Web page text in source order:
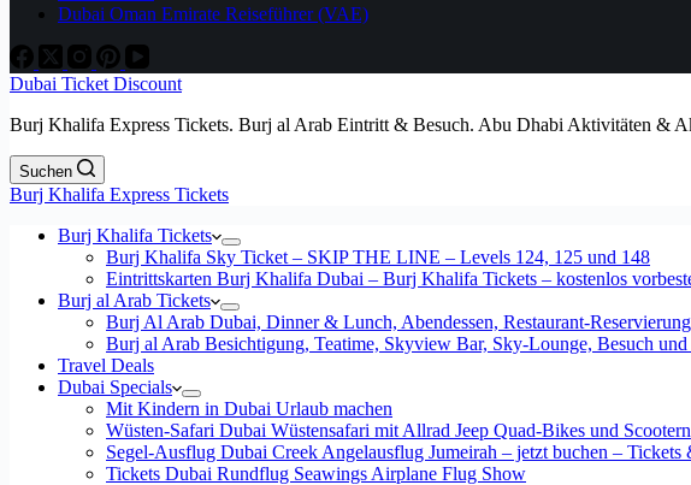
Dubai Oman Emirate Reiseführer (VAE)
Dubai Ticket Discount
Burj Khalifa Express Tickets. Burj al Arab Eintritt & Besuch. Abu Dhabi Aktivitäten &
Suchen
Burj Khalifa Express Tickets
Burj Khalifa Tickets
Burj Khalifa Sky Ticket – SKIP THE LINE – Levels 124, 125 und 148
Eintrittskarten Burj Khalifa Dubai – Burj Khalifa Tickets – kostenlos
Burj al Arab Tickets
Burj Al Arab Dubai, Dinner & Lunch, Abendessen, Restaurant-
Burj al Arab Besichtigung, Teatime, Skyview Bar, Sky-Lounge, Besuch
Travel Deals
Dubai Specials
Mit Kindern in Dubai Urlaub machen
Wüsten-Safari Dubai Wüstensafari mit Allrad Jeep Quad-Bikes und Scootern
Segel-Ausflug Dubai Creek Angelausflug Jumeirah – jetzt buchen – Tickets
Tickets Dubai Rundflug Seawings Airplane Flug Show